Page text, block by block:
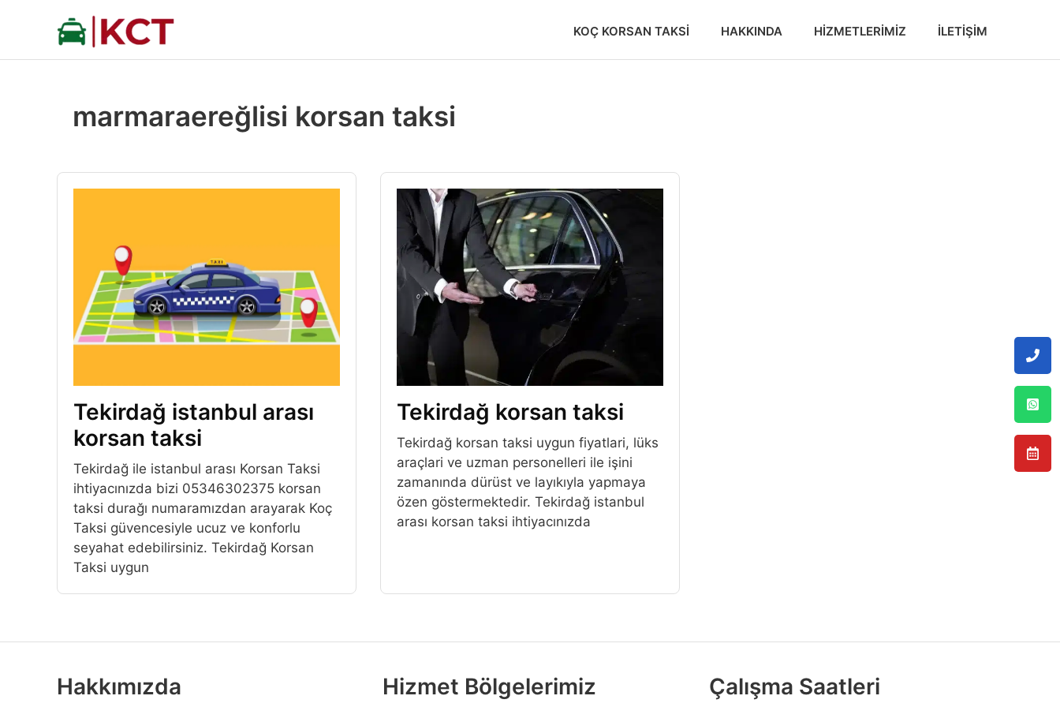
KOÇ KORSAN TAKSI HAKKINDA HIZMETLERIMIZ İLETIŞIM
marmaraereğlisi korsan taksi
Tekirdağ istanbul arası
korsan taksi
Tekirdağ ile istanbul arası Korsan Taksi
ihtiyacınızda bizi 05346302375 korsan
taksi durağı numaramızdan arayarak Koç
Taksi güvencesiyle ucuz ve konforlu
seyahat edebilirsiniz. Tekirdağ Korsan
Taksi uygun
Tekirdağ korsan taksi
Tekirdağ korsan taksi uygun fiyatlari, lüks
araçlari ve uzman personelleri ile işini
zamanında dürüst ve layıkıyla yapmaya
özen göstermektedir. Tekirdağ istanbul
arası korsan taksi ihtiyacınızda
Hakkımızda Hizmet Bölgelerimiz Çalışma Saatleri